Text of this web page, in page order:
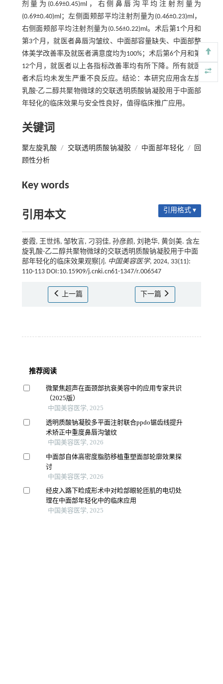
剂量为(0.69±0.45)ml，右侧鼻唇沟平均注射剂量为
(0.69±0.40)ml；左侧面颊部平均注射剂量为(0.46±0.23)ml，
右侧面颊部平均注射剂量为(0.56±0.22)ml。术后第1个月和
第3个月，就医者鼻唇沟皱纹、中面部容量缺失、中面部整
体美学改善率及就医者满意度均为100%；术后第6个月和第
12个月，就医者以上各指标改善率均有所下降。所有就医
者术后均未发生严重不良反应。结论：本研究应用含左旋
乳酸-乙二醇共聚物微球的交联透明质酸钠凝胶用于中面部
年轻化的临床效果与安全性良好，值得临床推广应用。
关键词
聚左旋乳酸 / 交联透明质酸钠凝胶 / 中面部年轻化 /
回
顾性分析
Key words
引用本文 引用格式 ▾
娄霞, 王世炜, 邹牧言, 刁羽佳, 孙彦颜, 刘艳华, 黄剑美. 含左
旋乳酸-乙二醇共聚物微球的交联透明质酸钠凝胶用于中面
部年轻化的临床效果观察[J]. 中国美容医学, 2024, 33(11):
110-113 DOI:10.15909/j.cnki.cn61-1347/r.006547
上一篇 下一篇